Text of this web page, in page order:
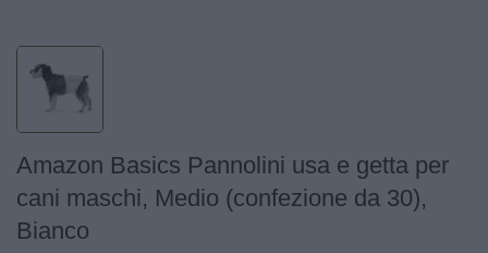
Amazon Basics Pannolini usa e getta per
cani maschi, Medio (confezione da 30),
Bianco